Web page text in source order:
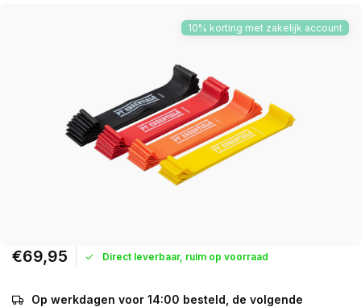
10% korting met zakelijk account
€69,95 Direct leverbaar, ruim op voorraad
Op werkdagen voor 14:00 besteld, de volgende